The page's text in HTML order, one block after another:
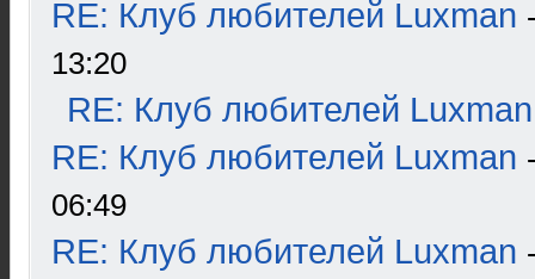
RE: Клуб любителей Luxman
13:20
RE: Клуб любителей Luxman
RE: Клуб любителей Luxman
06:49
RE: Клуб любителей Luxman